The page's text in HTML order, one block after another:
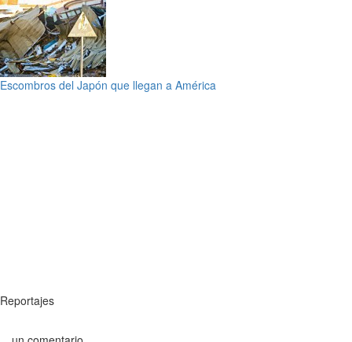
Escombros del Japón que llegan a América
Reportajes